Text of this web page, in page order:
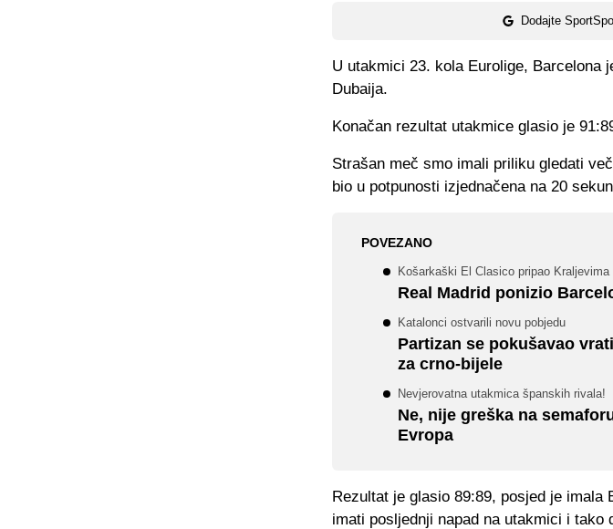
Dodajte
U utakmici 23. kola Eurolige, Barcelona
Dubaija.
Konačan rezultat utakmice glasio je
Strašan meč smo imali priliku gledati
bio u potpunosti izjednačena na 20
POVEZANO
Košarkaški El Clasico pripao Kraljevima
Real Madrid ponizio
Katalonci ostvarili novu pobjedu
Partizan se pokušavao
za crno-bijele
Nevjerovatna utakmica španskih rivala!
Ne, nije greška na
Evropa
Rezultat je glasio 89:89, posjed je imala
imati posljednji napad na utakmici i tako